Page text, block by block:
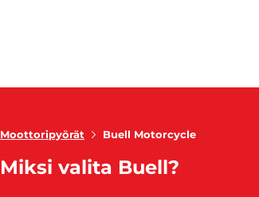
Moottoripyörät Buell Motorcycle
Miksi valita Buell?